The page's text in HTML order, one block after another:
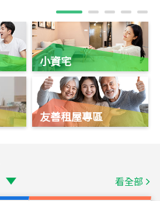
小資宅
友善租屋專區
看全部